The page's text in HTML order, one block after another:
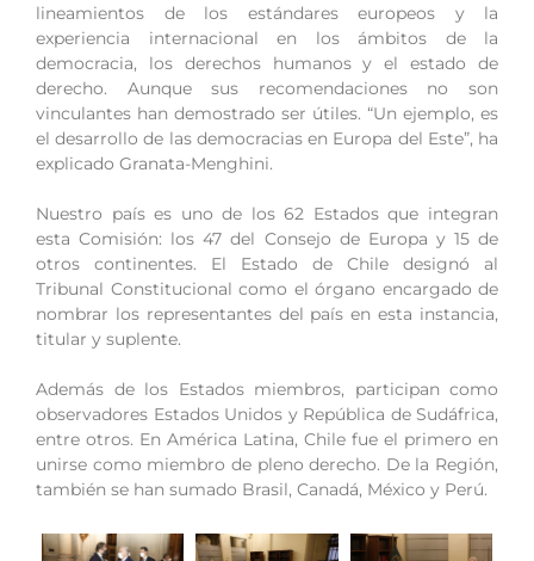
lineamientos de los estándares europeos y la
experiencia internacional en los ámbitos de la
democracia, los derechos humanos y el estado de
derecho. Aunque sus recomendaciones no son
vinculantes han demostrado ser útiles. “Un ejemplo, es
el desarrollo de las democracias en Europa del Este”, ha
explicado Granata-Menghini.
Nuestro país es uno de los 62 Estados que integran
esta Comisión: los 47 del Consejo de Europa y 15 de
otros continentes. El Estado de Chile designó al
Tribunal Constitucional como el órgano encargado de
nombrar los representantes del país en esta instancia,
titular y suplente.
Además de los Estados miembros, participan como
observadores Estados Unidos y República de Sudáfrica,
entre otros. En América Latina, Chile fue el primero en
unirse como miembro de pleno derecho. De la Región,
también se han sumado Brasil, Canadá, México y Perú.